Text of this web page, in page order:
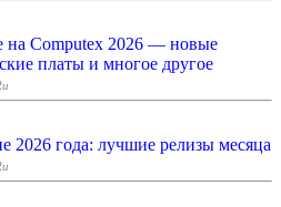
на Computex 2026 — новые
платы и многое другое
2026 года: лучшие релизы месяца